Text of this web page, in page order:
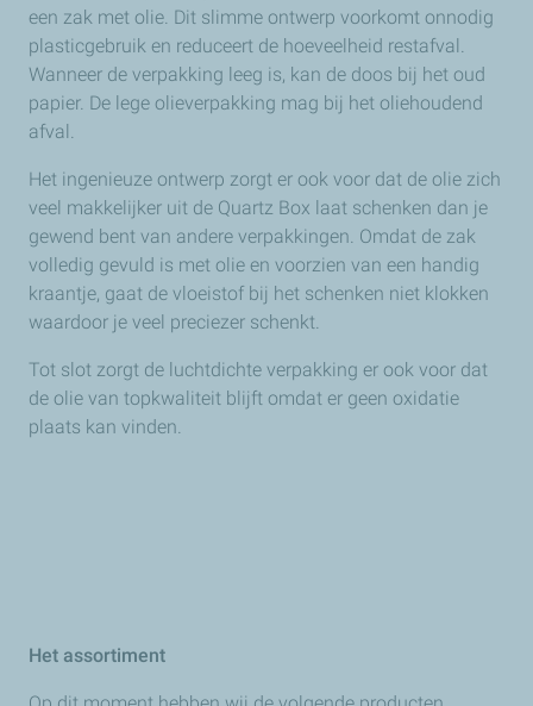
een zak met olie. Dit slimme ontwerp voorkomt onnodig
plasticgebruik en reduceert de hoeveelheid restafval.
Wanneer de verpakking leeg is, kan de doos bij het oud
papier. De lege olieverpakking mag bij het oliehoudend
afval.
Het ingenieuze ontwerp zorgt er ook voor dat de olie zich
veel makkelijker uit de Quartz Box laat schenken dan je
gewend bent van andere verpakkingen. Omdat de zak
volledig gevuld is met olie en voorzien van een handig
kraantje, gaat de vloeistof bij het schenken niet klokken
waardoor je veel preciezer schenkt.
Tot slot zorgt de luchtdichte verpakking er ook voor dat
de olie van topkwaliteit blijft omdat er geen oxidatie
plaats kan vinden.
Het assortiment